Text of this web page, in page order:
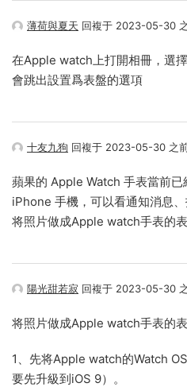
薄荷與夏天 回複于 2023-05-30
在Apple watch上打開相冊，選
會跳出設置爲表盤的選項
十友九狗 回複于 2023-05-30 之
蘋果的 Apple Watch 手表當前
iPhone 手機，可以看通知消息
将照片做成Apple watch手表的
陽光甜若寂 回複于 2023-05-30
将照片做成Apple watch手表的
1、先将Apple watch的Watch
要先升級到iOS 9）。